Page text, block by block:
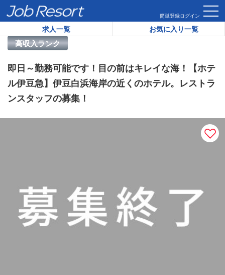
簡単登録ログイン
求人一覧 お気に入り一覧
HOME 求人一覧 即日～勤務可能です！目の前はキレイな海
高収入ランク
リゾートバイト求人番号：
即日～勤務可能です！目の前はキレイな海！【ホテ
ル伊豆急】伊豆白浜海岸の近くのホテル。レストラ
ンスタッフの募集！